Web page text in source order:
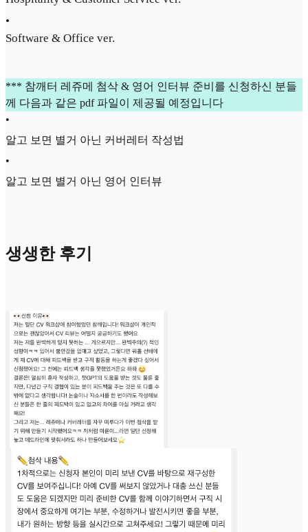
•
Software & Office ver.
*** 참깨터 레쥬메 첨삭 & 영어 인터뷰 준비를 신청하신 분들
께 다음과 같은 pdf 파일이 제공될 예정입니다
•
알고 보면 별거 아닌 커버레터 작성법
•
알고 보면 별거 아닌 영어 인터뷰
생생한 후기